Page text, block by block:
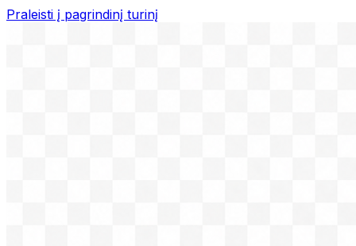
Praleisti į pagrindinį turinį